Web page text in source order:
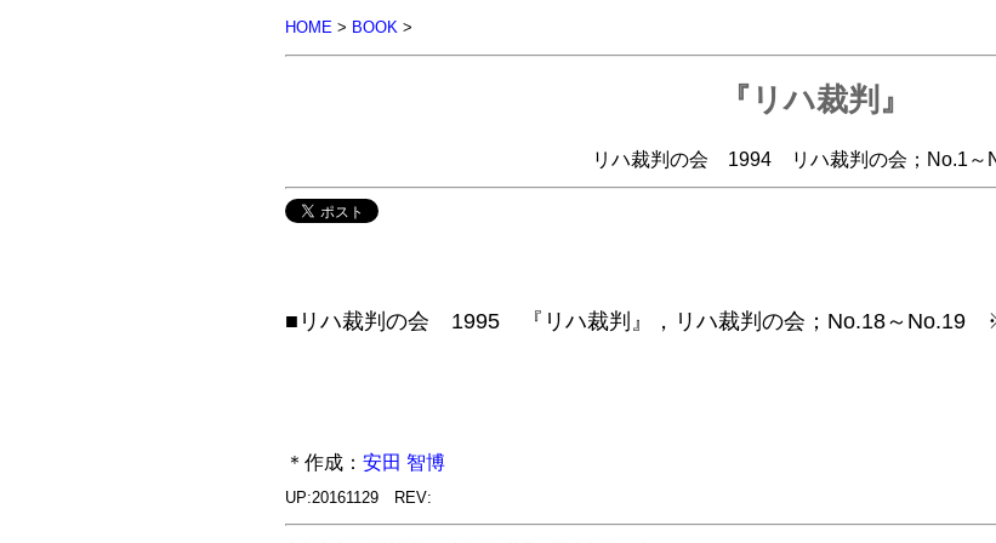
HOME> BOOK>
『リハ裁判』
リハ裁判の会 1994 リハ裁判の会；No.1～
■リハ裁判の会 1995 『リハ裁判』，リハ裁判の会；No.18～No.19
＊作成： 安田 智博
UP:20161129 REV: